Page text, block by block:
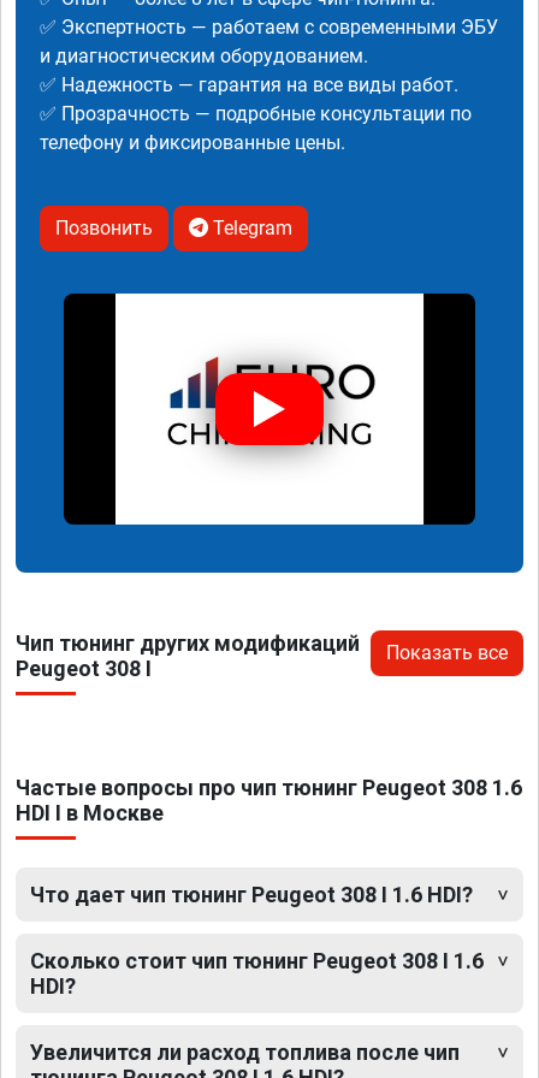
✅ Экспертность — работаем с современными ЭБУ
и диагностическим оборудованием.
✅ Надежность — гарантия на все виды работ.
✅ Прозрачность — подробные консультации по
телефону и фиксированные цены.
Позвонить Telegram
Чип тюнинг других модификаций
Peugeot 308 I
Показать все
Частые вопросы про чип тюнинг Peugeot 308 1.6
HDI I в Москве
Что дает чип тюнинг Peugeot 308 I 1.6 HDI?
Сколько стоит чип тюнинг Peugeot 308 I 1.6
HDI?
Увеличится ли расход топлива после чип